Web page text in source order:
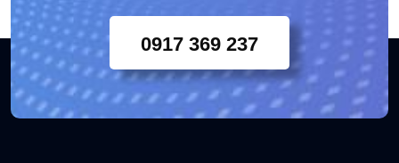
Chuyên viên tư vấn khách
hàng 24/7